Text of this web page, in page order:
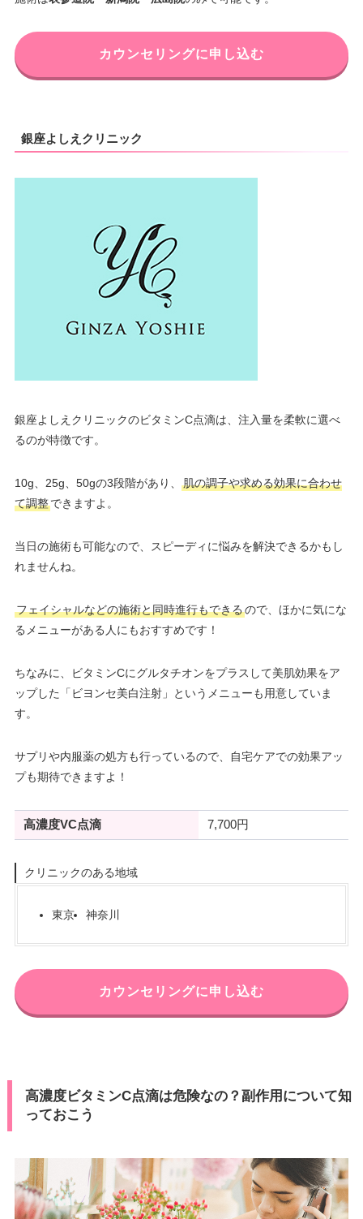
カウンセリングに申し込む
銀座よしえクリニック
銀座よしえクリニックのビタミンC点滴は、注入量を柔軟に選べ
るのが特徴です。
10g、25g、50gの3段階があり、
肌の調子や求める効果に合わせ
て調整できますよ。
当日の施術も可能なので、スピーディに悩みを解決できるかもし
れませんね。
フェイシャルなどの施術と同時進行もできるので、ほかに気にな
るメニューがある人にもおすすめです！
ちなみに、ビタミンCにグルタチオンをプラスして美肌効果をア
ップした「ビヨンセ美白注射」というメニューも用意していま
す。
サプリや内服薬の処方も行っているので、自宅ケアでの効果アッ
プも期待できますよ！
高濃度VC点滴 7,700円
クリニックのある地域
東京 神奈川
カウンセリングに申し込む
高濃度ビタミンC点滴は危険なの？副作用について知
っておこう